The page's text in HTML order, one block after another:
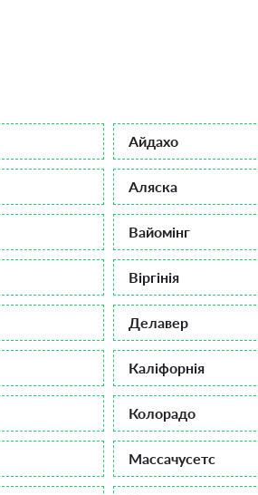
Айдахо
Аляска
Вайомінг
Віргінія
Делавер
Каліфорнія
Колорадо
Массачусетс